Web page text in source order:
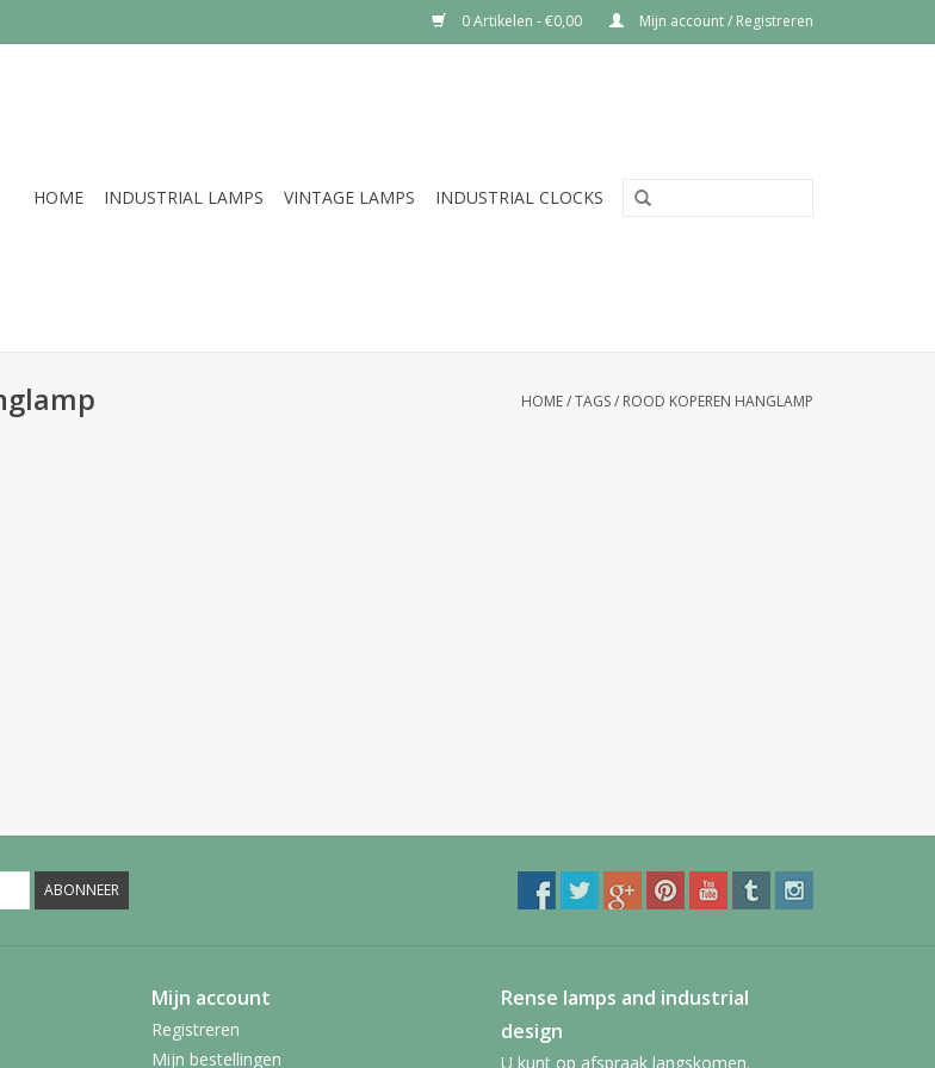
0 Artikelen - €0,00 Mijn account / Registreren
HOME INDUSTRIAL LAMPS VINTAGE LAMPS INDUSTRIAL CLOCKS
HOME/TAGS/ ROOD KOPEREN HANGLAMP
ABONNEER
Mijn account
Registreren
Mijn bestellingen
Rense lamps and industrial
design
U kunt op afspraak langskomen.